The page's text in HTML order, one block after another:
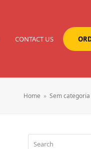
CONTACT US
Home » Sem categoria